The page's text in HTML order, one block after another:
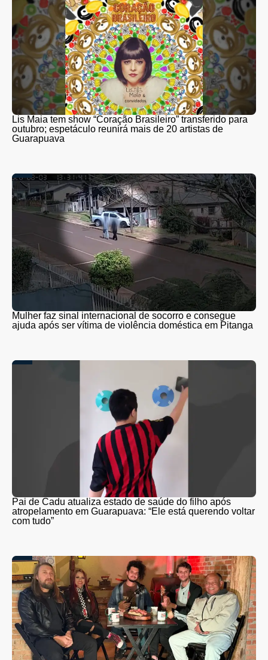
Lis Maia tem show “Coração Brasileiro” transferido para
outubro; espetáculo reunirá mais de 20 artistas de
Guarapuava
Mulher faz sinal internacional de socorro e consegue
ajuda após ser vítima de violência doméstica em Pitanga
Pai de Cadu atualiza estado de saúde do filho após
atropelamento em Guarapuava: “Ele está querendo voltar
com tudo”